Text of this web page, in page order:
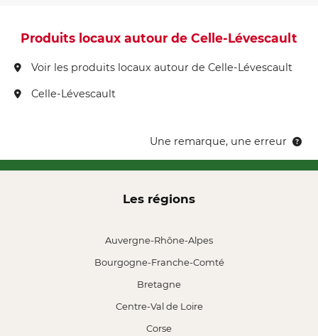
Produits locaux autour de Celle-Lévescault
Voir les produits locaux autour de Celle-Lévescault
Celle-Lévescault
Une remarque, une erreur
Les régions
Auvergne-Rhône-Alpes
Bourgogne-Franche-Comté
Bretagne
Centre-Val de Loire
Corse